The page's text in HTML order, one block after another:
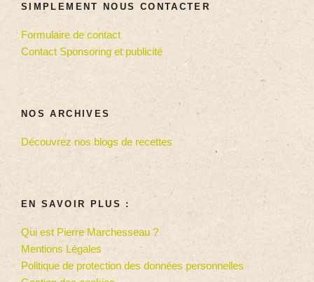
SIMPLEMENT NOUS CONTACTER
Formulaire de contact
Contact Sponsoring et publicité
NOS ARCHIVES
Découvrez nos blogs de recettes
EN SAVOIR PLUS :
Qui est Pierre Marchesseau ?
Mentions Légales
Politique de protection des données personnelles